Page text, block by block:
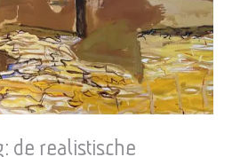
de realistische